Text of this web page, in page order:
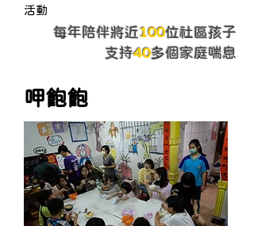
活動
每年陪伴將近100位社區孩子
支持40多個家庭喘息
呷飽飽